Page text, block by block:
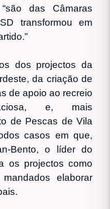
das Câmaras
transformou em
dos projectos da
da criação de
de apoio ao recreio
e, mais
de Pescas de Vila
casos em que,
Bento, o líder do
os projectos como
elaborar